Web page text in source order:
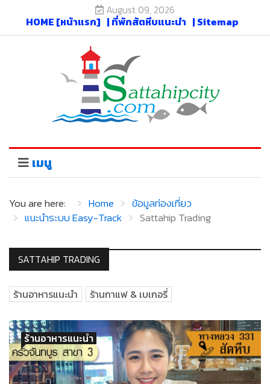
August 09, 2026
HOME [หน้าแรก] | ที่พักสัตหีบแนะนำ | Sitemap
เมนู
You are here: Home
ข้อมูลท่องเที่ยว
แนะนำระบบ Easy-Track
Sattahip Trading
SATTAHIP TRADING
ร้านอาหารแนะนำ ร้านกาแฟ & เบเกอรี่
ร้านอาหารแนะนำ